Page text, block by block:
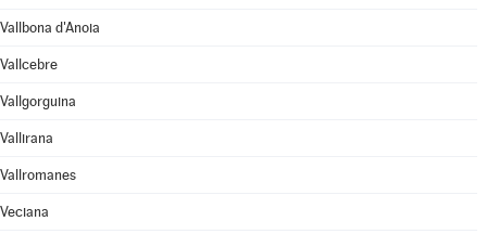
Vallbona d'Anoia
Vallcebre
Vallgorguina
Vallirana
Vallromanes
Veciana